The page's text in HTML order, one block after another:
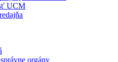
UCM
orgány